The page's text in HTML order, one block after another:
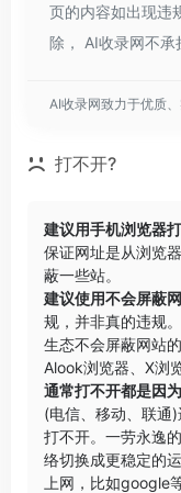
页的内容如出现违
除， AI收录网不承
AI收录网致力于优质
打不开?
建议用手机浏览器打
保证网址是从浏览
蔽一些站。
建议使用不会屏蔽
规，并非真的违规
生态不会屏蔽网站
Alook浏览器
X浏
通常打不开都是因为
(电信、移动、联通
打不开。一劳永逸
络切换成更稳定的
上网，比如google